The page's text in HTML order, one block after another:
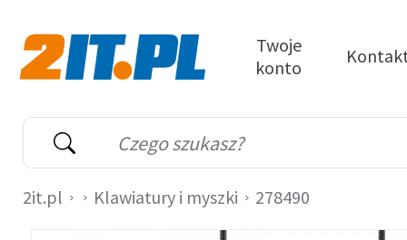
Wyszukiwarka
Słowo kluczowe
Twoje
konto
2it.pl Klawiatury i myszki 278490